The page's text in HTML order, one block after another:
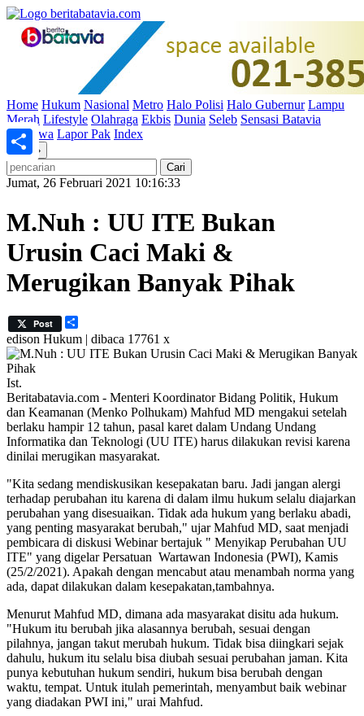
Home Hukum Nasional Metro Halo Polisi Halo Gubernur Lampu
Merah Lifestyle Olahraga Ekbis Dunia Seleb Sensasi Batavia
Peristiwa Lapor Pak Index
»
Jumat, 26 Februari 2021 10:16:33
M.Nuh : UU ITE Bukan
Urusin Caci Maki &
Merugikan Banyak Pihak
Post
edison Hukum | dibaca 17761 x
Ist.
Beritabatavia.com - Menteri Koordinator Bidang Politik, Hukum
dan Keamanan (Menko Polhukam) Mahfud MD mengakui setelah
berlaku hampir 12 tahun, pasal karet dalam Undang Undang
Informatika dan Teknologi (UU ITE) harus dilakukan revisi karena
dinilai merugikan masyarakat.
"Kita sedang mendiskusikan kesepakatan baru. Jadi jangan alergi
terhadap perubahan itu karena di dalam ilmu hukum selalu diajarkan
perubahan yang disesuaikan. Tidak ada hukum yang berlaku abadi,
yang penting masyarakat berubah," ujar Mahfud MD, saat menjadi
pembicara di diskusi Webinar bertajuk " Menyikap Perubahan UU
ITE" yang digelar Persatuan Wartawan Indonesia (PWI), Kamis
(25/2/2021). Apakah dengan mencabut atau menambah norma yang
ada, dapat dilakukan dalam kesepakatan,tambahnya.
Menurut Mahfud MD, dimana ada masyarakat disitu ada hukum.
"Hukum itu berubah jika alasannya berubah, sesuai dengan
pilahnya, jangan takut merubah hukum. Tidak bisa diingkari sejak
dahulu, hukum itu selalu bisa diubah sesuai perubahan jaman. Kita
punya kebutuhan hukum sendiri, hukum bisa berubah dengan
waktu, tempat. Untuk itulah pemerintah, menyambut baik webinar
yang diadakan PWI ini," urai Mahfud.
Share